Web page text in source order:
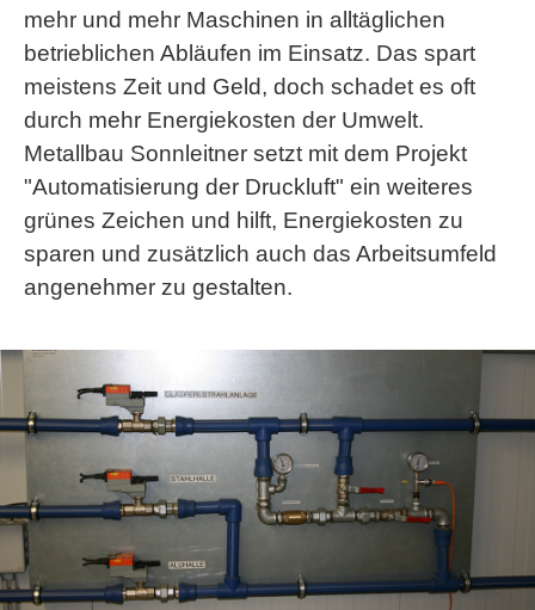
mehr und mehr Maschinen in alltäglichen
betrieblichen Abläufen im Einsatz. Das spart
meistens Zeit und Geld, doch schadet es oft
durch mehr Energiekosten der Umwelt.
Metallbau Sonnleitner setzt mit dem Projekt
"Automatisierung der Druckluft" ein weiteres
grünes Zeichen und hilft, Energiekosten zu
sparen und zusätzlich auch das Arbeitsumfeld
angenehmer zu gestalten.